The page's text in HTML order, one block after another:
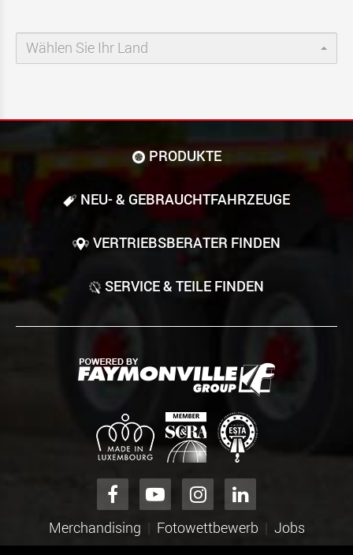
Wählen Sie Ihr Land
PRODUKTE
NEU- & GEBRAUCHT­FAHRZEUGE
VERTRIEBSBERATER FINDEN
SERVICE & TEILE FINDEN
Merchandising Fotowettbewerb Jobs